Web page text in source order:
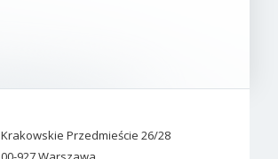
Krakowskie Przedmieście 26/28